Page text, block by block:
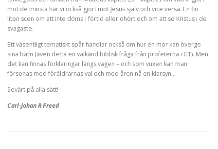
mot de minsta har vi också gjort mot Jesus själv och vice versa. En fin
liten scen om att inte döma i förtid eller ohört och om att se Kristus i de
svagaste.
Ett väsentligt tematiskt spår handlar också om hur en mor kan överge
sina barn (även detta en välkänd biblisk fråga från profeterna i GT). Men
det kan finnas förklaringar längs vägen – och som vuxen kan man
försonas med föräldrarnas val och med åren nå en klarsyn…
Sevärt på alla sätt!
Carl-Johan R Freed